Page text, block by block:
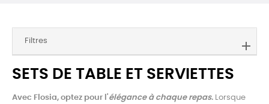
Filtres
SETS DE TABLE ET SERVIETTES
Avec Flosia, optez pour l'élégance à chaque repas. Lorsque